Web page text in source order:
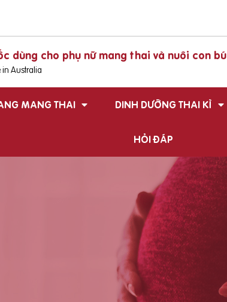
dùng cho phụ nữ mang thai và nuôi con bú
Australia
MANG THAI DINH DƯỠNG THAI KÌ
HỎI ĐÁP